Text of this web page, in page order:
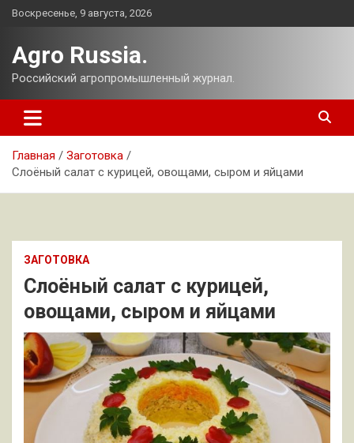
Перейти
Воскресенье, 9 августа, 2026
Agro Russia.
Российский агропромышленный журнал.
Главная
Заготовка
Слоёный салат с курицей, овощами, сыром и яйцами
ЗАГОТОВКА
Слоёный салат с курицей,
овощами, сыром и яйцами